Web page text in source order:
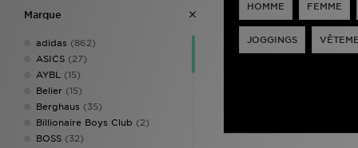
Marque
adidas (862)
ASICS (27)
AYBL (15)
Belier (15)
Berghaus (35)
Billionaire Boys Club (2)
BOSS (32)
HOMME FEMME
JOGGINGS